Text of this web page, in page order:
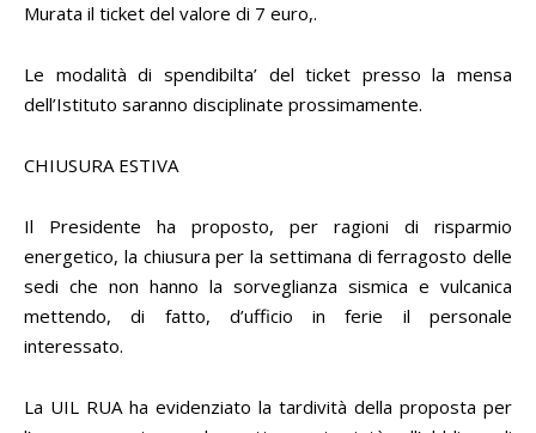
Murata il ticket del valore di 7 euro,.
Le modalità di spendibilta’ del ticket presso la mensa
dell’Istituto saranno disciplinate prossimamente.
CHIUSURA ESTIVA
Il Presidente ha proposto, per ragioni di risparmio
energetico, la chiusura per la settimana di ferragosto delle
sedi che non hanno la sorveglianza sismica e vulcanica
mettendo, di fatto, d’ufficio in ferie il personale
interessato.
La UIL RUA ha evidenziato la tardività della proposta per